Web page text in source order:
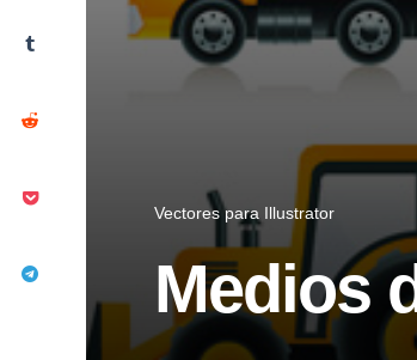
Vectores para Illustrator
Medios